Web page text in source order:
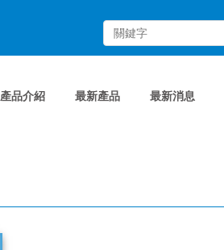
產品介紹 最新產品 最新消息